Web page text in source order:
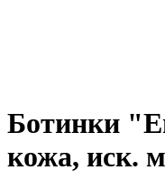
Ботинки
кожа, иск.